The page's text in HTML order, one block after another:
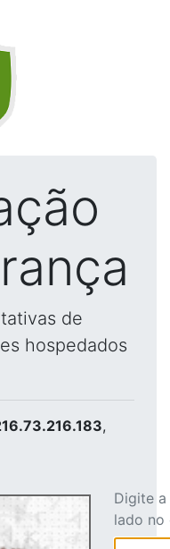
de
hospedados
,
Digite
lado no